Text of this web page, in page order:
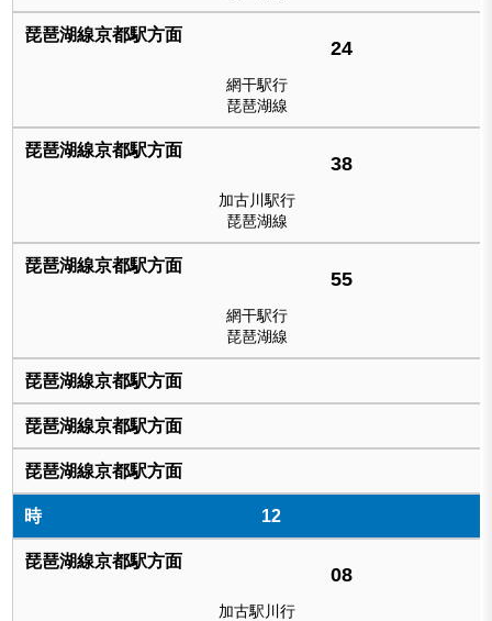
24
網干駅行
琵琶湖線
38
加古川駅行
琵琶湖線
55
網干駅行
琵琶湖線
12
08
加古駅川行